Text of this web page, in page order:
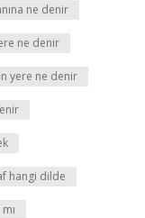
ne denir
ne denir
yere ne denir
hangi dilde